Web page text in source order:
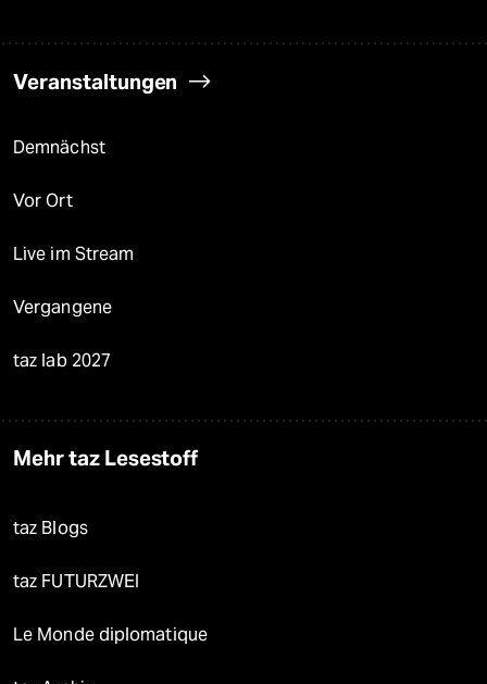
Veranstaltungen
Demnächst
Vor Ort
Live im Stream
Vergangene
taz lab 2027
Mehr taz Lesestoff
taz Blogs
taz FUTURZWEI
Le Monde diplomatique